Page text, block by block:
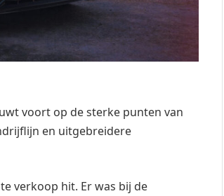
voort op de sterke punten van
en uitgebreidere
verkoop hit. Er was bij de